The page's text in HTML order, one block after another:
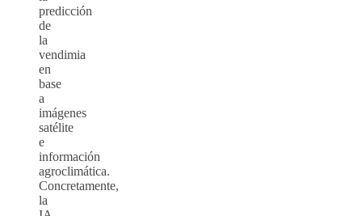
predicción
de
la
vendimia
en
base
a
imágenes
satélite
e
información
agroclimática.
Concretamente,
la